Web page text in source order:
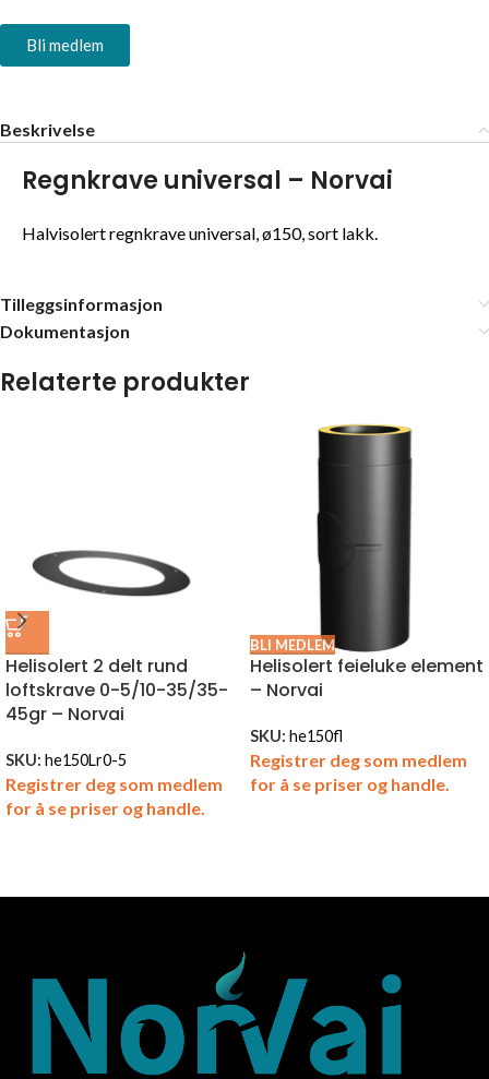
Bli medlem
Beskrivelse
Regnkrave universal – Norvai
Halvisolert regnkrave universal, ø150, sort lakk.
Tilleggsinformasjon
Dokumentasjon
Relaterte produkter
Helisolert 2 delt rund
loftskrave 0-5/10-35/35-
45gr – Norvai
SKU: he150Lr0-5
Registrer deg som medlem
for å se priser og handle.
BLI MEDLEM
Helisolert feieluke element
– Norvai
SKU: he150fl
Registrer deg som medlem
for å se priser og handle.